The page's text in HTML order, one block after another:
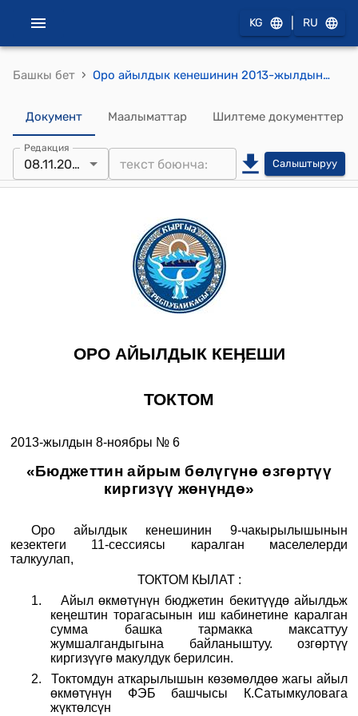
KG RU
Башкы бет › Оро айылдык кенешинин 2013-жылдын 8-ноябрындагы № 6 «Бюджеттин айрым бөлүгүнө өзгөртүү киргизүү жөнүндө» токтому
Документ Маалыматтар Шилтеме документтер
Редакция
08.11.2013 Салыштыруу